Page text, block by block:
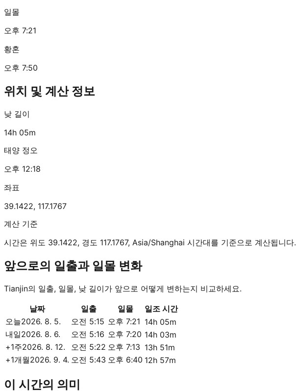
일몰
오후 7:21
황혼
오후 7:50
위치 및 계산 정보
낮 길이
14h 05m
태양 정오
오후 12:18
좌표
39.1422, 117.1767
계산 기준
시간은 위도 39.1422, 경도 117.1767, Asia/Shanghai 시간대를 기준으로 계산됩니다.
앞으로의 일출과 일몰 변화
Tianjin의 일출, 일몰, 낮 길이가 앞으로 어떻게 변하는지 비교하세요.
날짜 일출 일몰
일조 시간
오늘2026. 8. 5. 오전 5:15 오후 7:21 14h 05m
내일2026. 8. 6. 오전 5:16 오후 7:20 14h 03m
+1주2026. 8. 12. 오전 5:22 오후 7:13 13h 51m
+1개월2026. 9. 4. 오전 5:43 오후 6:40 12h 57m
이 시간의 의미